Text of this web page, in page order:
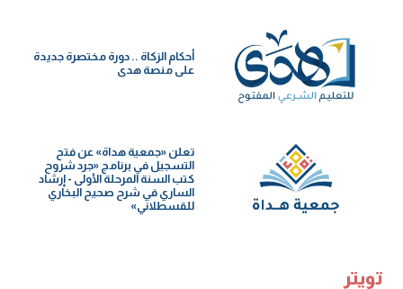
أحكام الزكاة .. دورة مختصرة جديدة
على منصة هدى
تعلن «جمعية هداة» عن فتح
التسجيل في برنامج «جرد شروح
كتب السنة️ المرحلة الأولى - إرشاد
الساري في شرح صحيح البخاري
للقسطلاني»
تويتر